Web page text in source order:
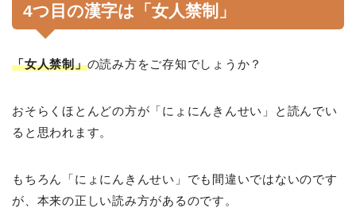
4つ目の漢字は「女人禁制」
「女人禁制」の読み方をご存知でしょうか？
おそらくほとんどの方が「にょにんきんせい」と読んでい
ると思われます。
もちろん「にょにんきんせい」でも間違いではないのです
が、本来の正しい読み方があるのです。